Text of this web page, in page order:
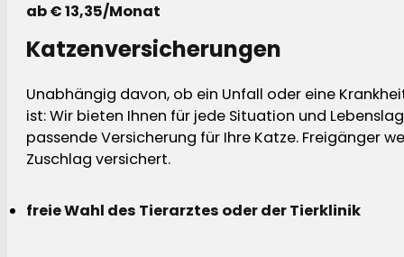
ab € 13,35/Monat
Katzenversicherungen
Unabhängig davon, ob ein Unfall oder eine
ist: Wir bieten Ihnen für jede Situation und
passende Versicherung für Ihre Katze. Freigänger
Zuschlag versichert.
freie Wahl des Tierarztes oder der Tierklinik